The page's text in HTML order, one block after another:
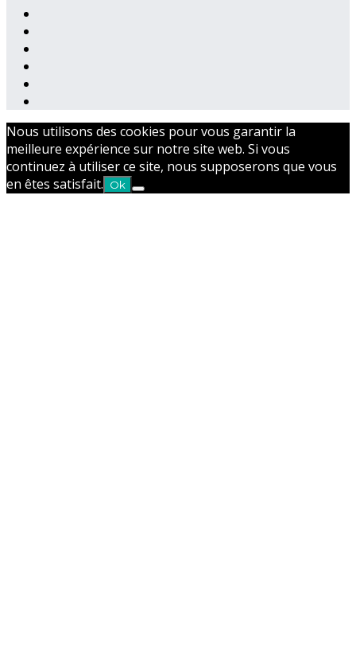
Nous utilisons des cookies pour vous garantir la
meilleure expérience sur notre site web. Si vous
continuez à utiliser ce site, nous supposerons que vous
en êtes satisfait.
Ok